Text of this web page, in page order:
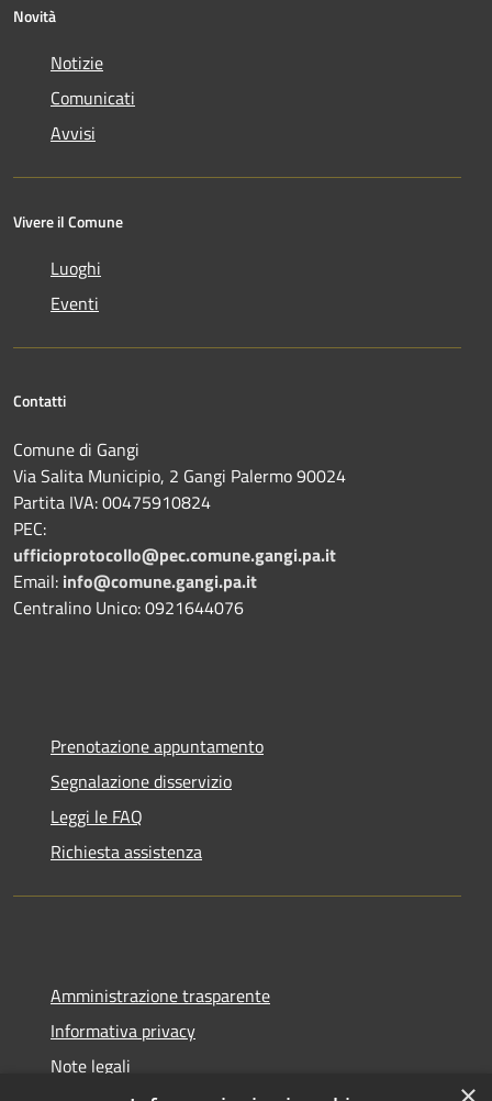
Novità
Notizie
Comunicati
Avvisi
Vivere il Comune
Luoghi
Eventi
Contatti
Comune di Gangi
Via Salita Municipio, 2 Gangi Palermo 90024
Partita IVA: 00475910824
PEC:
ufficioprotocollo@pec.comune.gangi.pa.it
Email: info@comune.gangi.pa.it
Centralino Unico: 0921644076
Prenotazione appuntamento
Segnalazione disservizio
Leggi le FAQ
Richiesta assistenza
Amministrazione trasparente
Informativa privacy
Note legali